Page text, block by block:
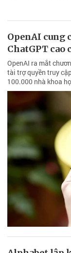
OpenAI cung
ChatGPT cao
OpenAI ra mắt
tài trợ quyền truy
100.000 nhà khoa